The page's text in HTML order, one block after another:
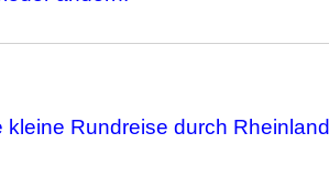
Rundreise durch